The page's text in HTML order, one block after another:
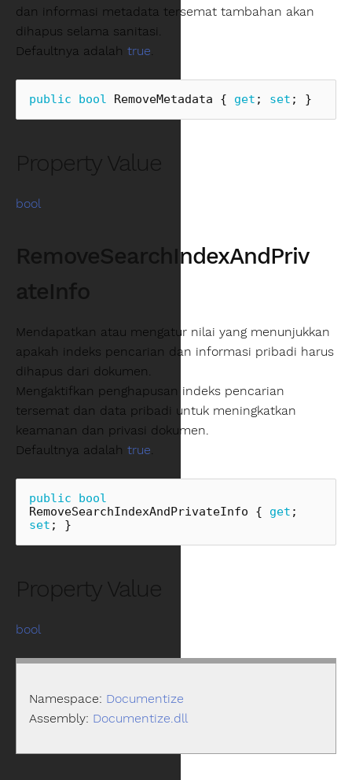
dan informasi metadata tersemat tambahan akan
dihapus selama sanitasi.
Defaultnya adalah true.
public bool RemoveMetadata { get ; set ; }
Property Value
bool
RemoveSearchIndexAndPriv
ateInfo
Mendapatkan atau mengatur nilai yang menunjukkan
apakah indeks pencarian dan informasi pribadi harus
dihapus dari dokumen.
Mengaktifkan penghapusan indeks pencarian
tersemat dan data pribadi untuk meningkatkan
keamanan dan privasi dokumen.
Defaultnya adalah true.
public
bool
RemoveSearchIndexAndPrivateInfo
{ get ;
set ; }
Property Value
bool
Namespace: Documentize
Assembly: Documentize.dll